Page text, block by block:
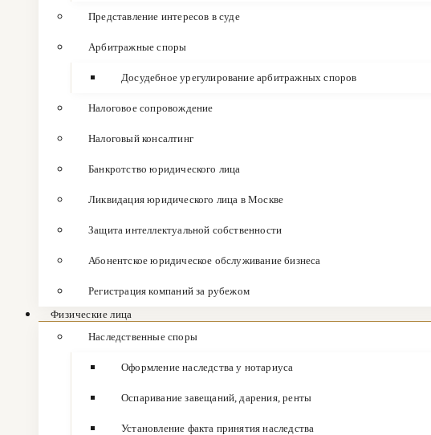
Представление интересов в суде
Арбитражные споры
Досудебное урегулирование арбитражных споров
Налоговое сопровождение
Налоговый консалтинг
Банкротство юридического лица
Ликвидация юридического лица в Москве
Защита интеллектуальной собственности
Абонентское юридическое обслуживание бизнеса
Регистрация компаний за рубежом
Физические лица
Наследственные споры
Оформление наследства у нотариуса
Оспаривание завещаний, дарения, ренты
Установление факта принятия наследства